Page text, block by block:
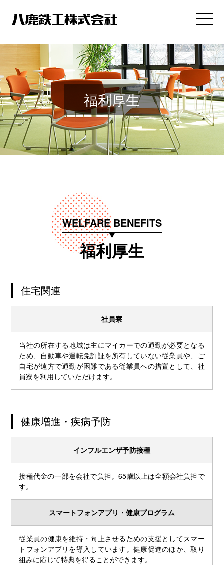
福利厚生
WELFARE BENEFITS
福利厚生
住宅関連
社員寮
当社の所在する地域は主にマイカーでの通勤が必要となる
ため、自動車や運転免許証を所有していない従業員や、ご
自宅が遠方で通勤が困難である従業員への措置として、社
員寮を利用していただけます。
健康増進・疾病予防
インフルエンザ予防接種
接種代金の一部を会社で負担。65歳以上は全額会社負担で
す。
スマートフォンアプリ・健康プログラム
従業員の健康を維持・向上させるための支援としてスマー
トフォンアプリを導入しています。健康促進のほか、取り
組みに応じて特典を得ることができます。